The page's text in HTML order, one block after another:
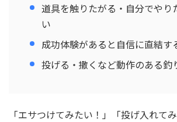
道具を触りたがる・自分でやり
い
成功体験があると自信に直結す
投げる・撒くなど動作のある釣
「エサつけてみたい！」「投げ入れてみ